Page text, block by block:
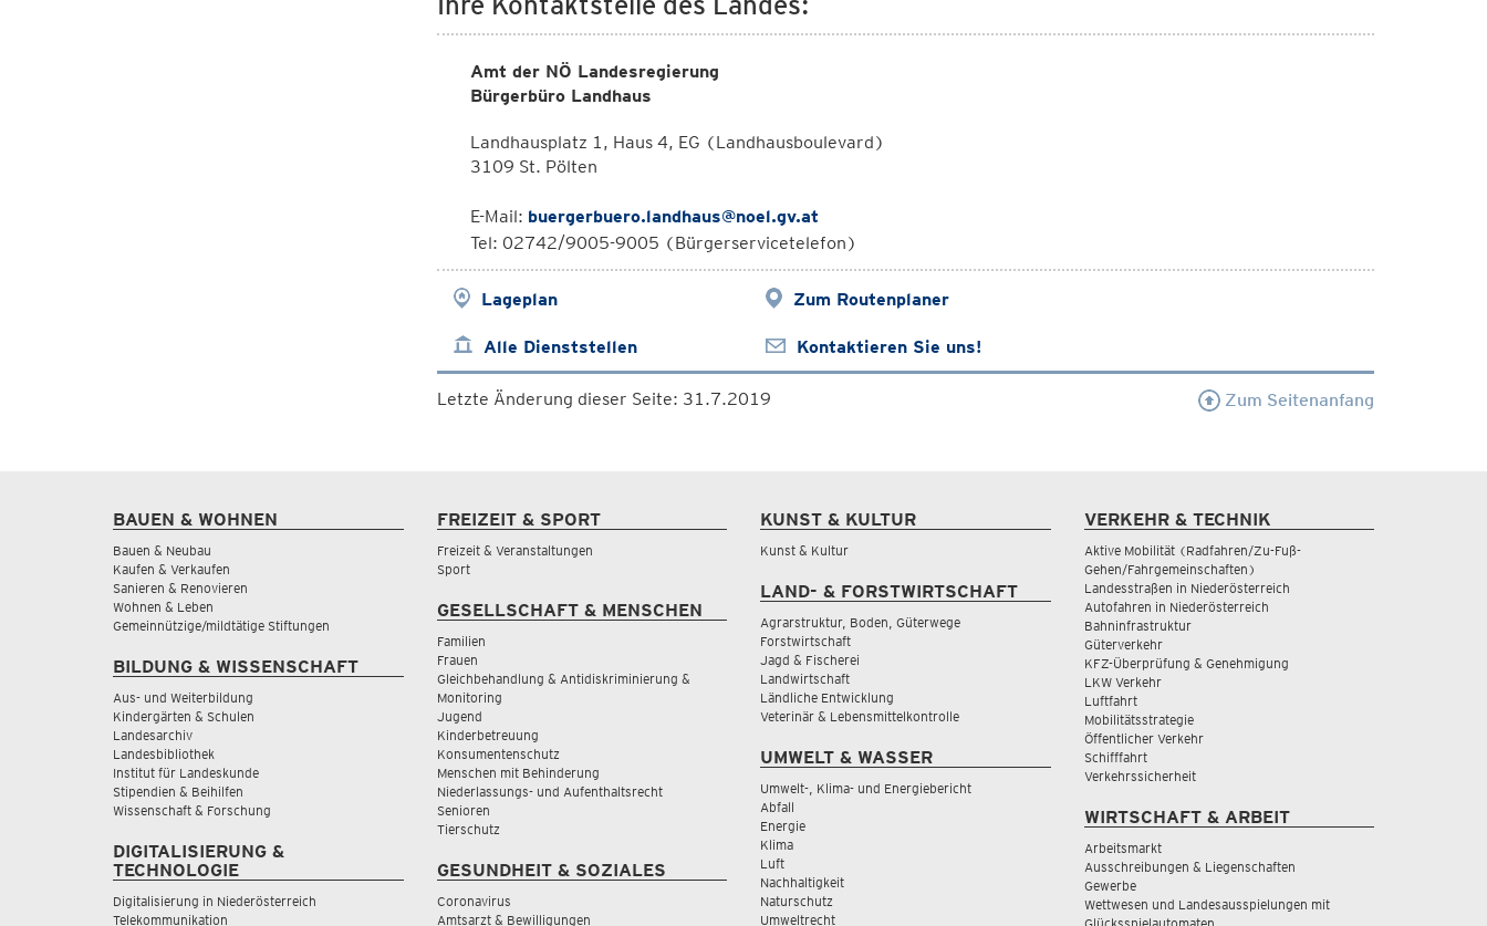
Amt der NÖ Landesregierung
Bürgerbüro Landhaus
Landhausplatz 1, Haus 4, EG (Landhausboulevard)
3109 St. Pölten
E-Mail: buergerbuero.landhaus@noel.gv.at
Tel: 02742/9005-9005 (Bürgerservicetelefon)
Lageplan Zum Routenplaner
Alle Dienststellen Kontaktieren Sie uns!
Letzte Änderung dieser Seite: 31.7.2019 Zum Seitenanfang
BAUEN & WOHNEN
Bauen & Neubau
Kaufen & Verkaufen
Sanieren & Renovieren
Wohnen & Leben
Gemeinnützige/mildtätige Stiftungen
BILDUNG & WISSENSCHAFT
Aus- und Weiterbildung
Kindergärten & Schulen
Landesarchiv
Landesbibliothek
Institut für Landeskunde
Stipendien & Beihilfen
Wissenschaft & Forschung
DIGITALISIERUNG &
TECHNOLOGIE
Digitalisierung in Niederösterreich
Telekommunikation
FREIZEIT & SPORT
Freizeit & Veranstaltungen
Sport
GESELLSCHAFT & MENSCHEN
Familien
Frauen
Gleichbehandlung & Antidiskriminierung &
Monitoring
Jugend
Kinderbetreuung
Konsumentenschutz
Menschen mit Behinderung
Niederlassungs- und Aufenthaltsrecht
Senioren
Tierschutz
GESUNDHEIT & SOZIALES
Coronavirus
Amtsarzt & Bewilligungen
KUNST & KULTUR
Kunst & Kultur
LAND- & FORSTWIRTSCHAFT
Agrarstruktur, Boden, Güterwege
Forstwirtschaft
Jagd & Fischerei
Landwirtschaft
Ländliche Entwicklung
Veterinär & Lebensmittelkontrolle
UMWELT & WASSER
Umwelt-, Klima- und Energiebericht
Abfall
Energie
Klima
Luft
Nachhaltigkeit
Naturschutz
Umweltrecht
VERKEHR & TECHNIK
Aktive Mobilität (Radfahren/Zu-Fuß-
Gehen/Fahrgemeinschaften)
Landesstraßen in Niederösterreich
Autofahren in Niederösterreich
Bahninfrastruktur
Güterverkehr
KFZ-Überprüfung & Genehmigung
LKW Verkehr
Luftfahrt
Mobilitätsstrategie
Öffentlicher Verkehr
Schifffahrt
Verkehrssicherheit
WIRTSCHAFT & ARBEIT
Arbeitsmarkt
Ausschreibungen & Liegenschaften
Gewerbe
Wettwesen und Landesausspielungen mit